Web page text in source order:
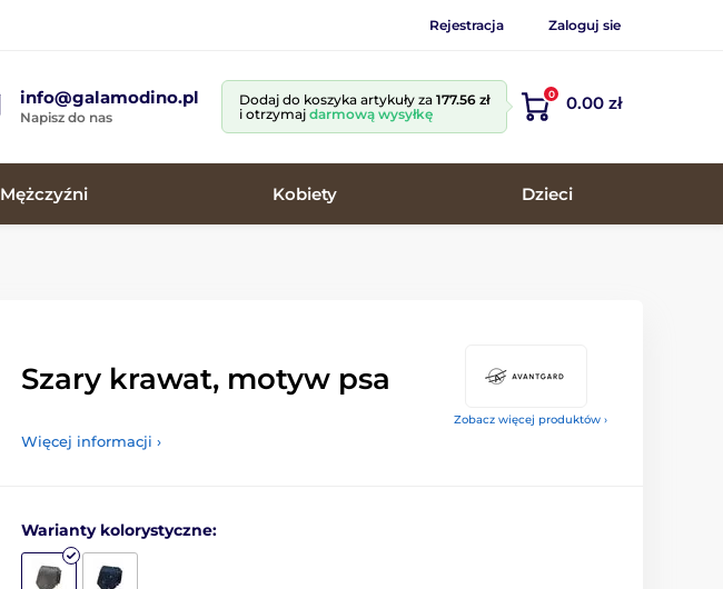
Rejestracja Zaloguj sie
info@galamodino.pl
Napisz do nas
Dodaj do koszyka artykuły za 177.56 zł
i otrzymaj darmową wysyłkę
0 0.00 zł
Mężczyźni Kobiety Dzieci
Zobacz więcej produktów ›
Szary krawat, motyw psa
Więcej informacji ›
Warianty kolorystyczne: